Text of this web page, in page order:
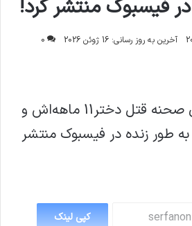
در فیسبوک منتشر کرد!
آخرین به روز رسانی: 16 ژوئن 2026
0
مرد 21 ساله تایلندی صحنه قتل دختر11 ماهه‌اش و
طور زنده در فیسبوک منتشر
کپی لینک